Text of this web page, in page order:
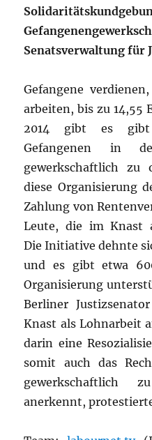
Senatsverwaltung für
Gefangene
arbeiten, bis zu 14,55
2014 gibt es
Gefangenen in
gewerkschaftlich zu
diese Organisierung
Zahlung von
Leute, die im Knast
Die Initiative dehnte
und es gibt etwa
Organisierung
Berliner
Knast als Lohnarbeit
darin eine
somit auch das
gewerkschaftlich
anerkennt,